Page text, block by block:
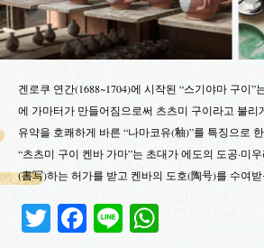
겐로쿠 연간(1688~1704)에 시작된 “스기야마 구이
에 가마터가 만들어짐으로써 츠츠미 구이라고 불리
유약을 호쾌하게 바른 “나마코유(釉)”를 특징으로
“츠츠미 구이 켄바 가마”는 초대가 에도의 도공·미
(書写)하는 허가를 받고 켄바의 도호(陶号)를 수여
TwitterFacebook
Line